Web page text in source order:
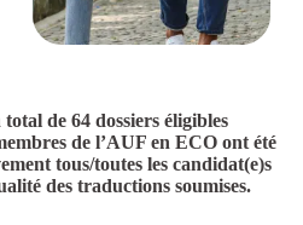
de 64 dossiers éligibles
de l’AUF en ECO ont été
tous/toutes les candidat(e)s
des traductions soumises.